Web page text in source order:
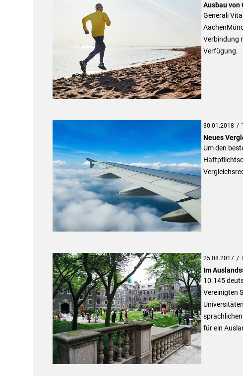
Ausbau von
Generali
Verbindung
Verfügung.
30.01.2018
Neues
Um den
25.08.2017
Im
10.145
Vereinigten
für ein